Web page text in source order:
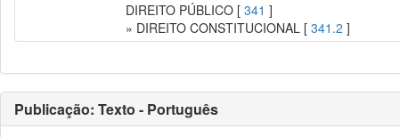
DIREITO PÚBLICO [341 ]
» DIREITO CONSTITUCIONAL [341.2 ]
Publicação: Texto - Português